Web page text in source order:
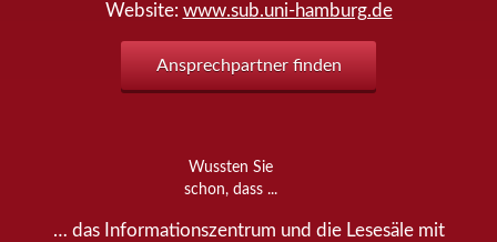
Website: www.sub.uni-hamburg.de
Ansprechpartner finden
Wussten Sie
schon, dass ...
… das Informationszentrum und die Lesesäle mit